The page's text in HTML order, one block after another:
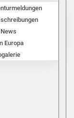
News
Europa